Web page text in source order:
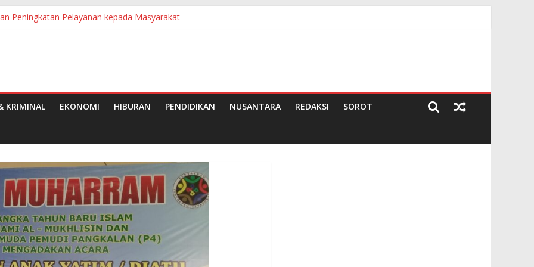
Peningkatan Pelayanan kepada Masyarakat
Sawit, Dorong Pekebun Semakin Modern
Perdana, Dorong UMKM dan Hiburan Rakyat
Mak Teduh dan PT Arara Abadi
KRIMINAL EKONOMI HIBURAN PENDIDIKAN NUSANTARA REDAKSI SOROT